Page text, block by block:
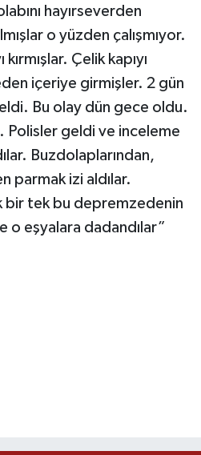
hayırseverden
o yüzden çalışmıyor.
kırmışlar. Çelik kapıyı
içeriye girmişler. 2 gün
Bu olay dün gece oldu.
Polisler geldi ve inceleme
Buzdolaplarından,
parmak izi aldılar.
bir tek bu depremzedenin
o eşyalara dadandılar”